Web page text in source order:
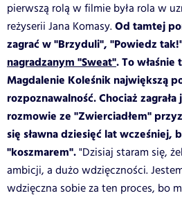
pierwszą rolą w filmie była rola w
reżyserii Jana Komasy.Od tamtej
zagrać w "Brzyduli", "Powiedz
nagradzanym "Sweat". To właśnie
Magdalenie Koleśnik największą
rozpoznawalność. Chociaż
rozmowie ze "Zwierciadłem"
się sławna dziesięć lat wcześniej,
"koszmarem"."Dzisiaj staram się,
ambicji, a dużo wdzięczności.
wdzięczna sobie za ten proces, bo